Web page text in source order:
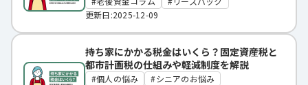
更新日:2025-12-09
持ち家にかかる税金はいくら？固定資産税と
都市計画税の仕組みや軽減制度を解説
個人の悩み
シニアのお悩み